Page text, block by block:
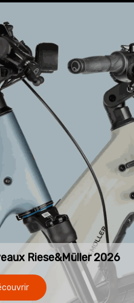
Riese&Müller 2026